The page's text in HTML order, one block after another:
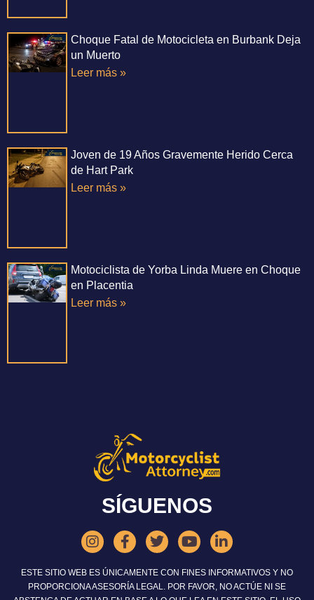
Choque Fatal de Motocicleta en Burbank Deja
un Muerto
Leer más »
Joven de 19 Años Gravemente Herido Cerca
de Hart Park
Leer más »
Motociclista de Yorba Linda Muere en Choque
en Placentia
Leer más »
SÍGUENOS
ESTE SITIO WEB ES ÚNICAMENTE CON FINES INFORMATIVOS Y NO
PROPORCIONA ASESORÍA LEGAL. POR FAVOR, NO ACTÚE NI SE